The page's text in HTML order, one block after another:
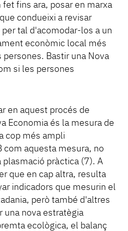
fins ara, posar en marxa
condueixi a revisar
tal d'acomodar-los a un
econòmic local més
Bastir una Nova
si les persones
en aquest procés de
Economia és la mesura de
cop més ampli
aquesta mesura, no
plasmació pràctica (7). A
que en cap altra, resulta
indicadors que mesurin el
però també d'altres
una nova estratègia
ecològica, el balanç